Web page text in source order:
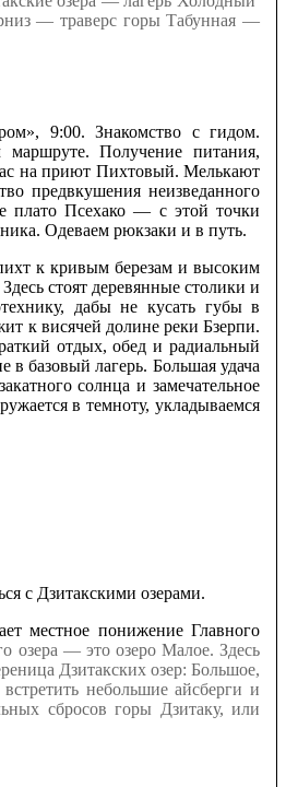
— траверс горы Табунная —
9:00. Знакомство с гидом.
Получение питания,
на приют Пихтовый. Мелькают
предвкушения неизведанного
плато Псехако — с этой точки
Одеваем рюкзаки и в путь.
к кривым березам и высоким
стоят деревянные столики и
дабы не кусать губы в
к висячей долине реки Бзерпи.
отдых, обед и радиальный
базовый лагерь. Большая удача
солнца и замечательное
в темноту, укладываемся
с Дзитакскими озерами.
местное понижение Главного
озера — это озеро Малое. Здесь
Дзитакских озер: Большое,
небольшие айсберги и
сбросов горы Дзитаку, или